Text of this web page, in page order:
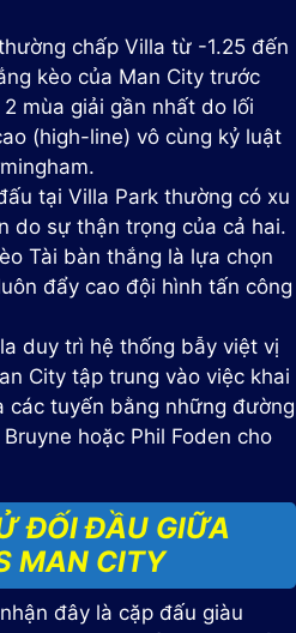
chấp Villa từ -1.25 đến
kèo của Man City trước
mùa giải gần nhất do lối
(high-line) vô cùng kỷ luật
tại Villa Park thường có xu
do sự thận trọng của cả hai.
Tài bàn thắng là lựa chọn
đẩy cao đội hình tấn công
duy trì hệ thống bẫy việt vị
City tập trung vào việc khai
các tuyến bằng những đường
hoặc Phil Foden cho
ĐỐI ĐẦU GIỮA
MAN CITY
đây là cặp đấu giàu